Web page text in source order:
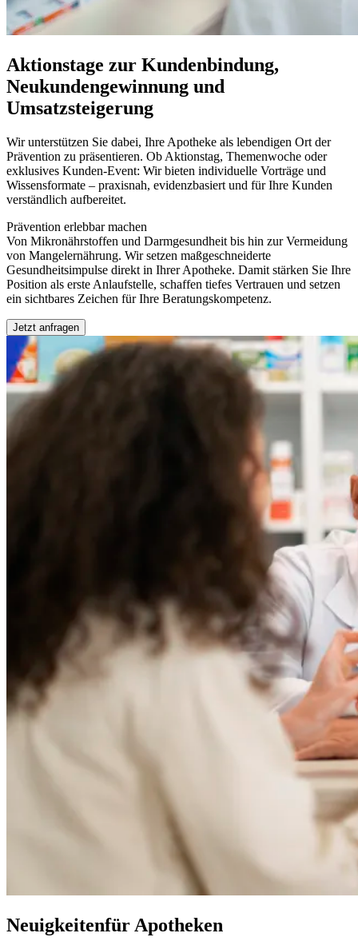
Aktionstage zur Kundenbindung,
Neukundengewinnung und
Umsatzsteigerung
Wir unterstützen Sie dabei, Ihre Apotheke als lebendigen Ort der
Prävention zu präsentieren. Ob Aktionstag, Themenwoche oder
exklusives Kunden-Event: Wir bieten individuelle Vorträge und
Wissensformate – praxisnah, evidenzbasiert und für Ihre Kunden
verständlich aufbereitet.
Prävention erlebbar machen
Von Mikronährstoffen und Darmgesundheit bis hin zur Vermeidung
von Mangelernährung. Wir setzen maßgeschneiderte
Gesundheitsimpulse direkt in Ihrer Apotheke. Damit stärken Sie Ihre
Position als erste Anlaufstelle, schaffen tiefes Vertrauen und setzen
ein sichtbares Zeichen für Ihre Beratungskompetenz.
Jetzt anfragen
Neuigkeitenfür Apotheken